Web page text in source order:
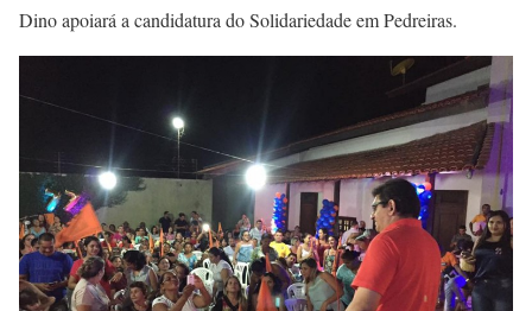
Dino apoiará a candidatura do Solidariedade em Pedreiras.